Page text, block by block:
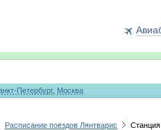
Петербург, Москва
Расписание поездов Лянтварис